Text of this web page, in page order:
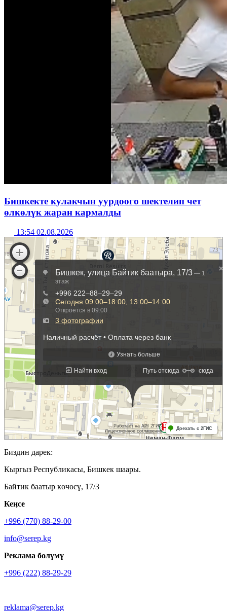
Бишкекте кулакчын уурдоого шектелип чет
өлкөлүк жаран кармалды
13:54 02.08.2026
Биздин дарек:
Кыргыз Республикасы, Бишкек шаары.
Байтик баатыр көчөсү, 17/3
Кеӊсе
+996 (770) 88-29-00
info@serep.kg
Реклама бөлүмү
+996 (222) 88-29-29
reklama@serep.kg